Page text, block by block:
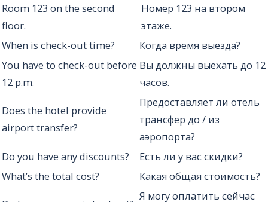
Room 123 on the second
floor.
Номер 123 на втором
этаже.
When is check-out time?
Когда время выезда?
You have to check-out before
12 p.m.
Вы должны выехать до 12
часов.
Does the hotel provide
airport transfer?
Предоставляет ли отель
трансфер до / из
аэропорта?
Do you have any discounts?
Есть ли у вас скидки?
What’s the total cost?
Какая общая стоимость?
Я могу оплатить сейчас